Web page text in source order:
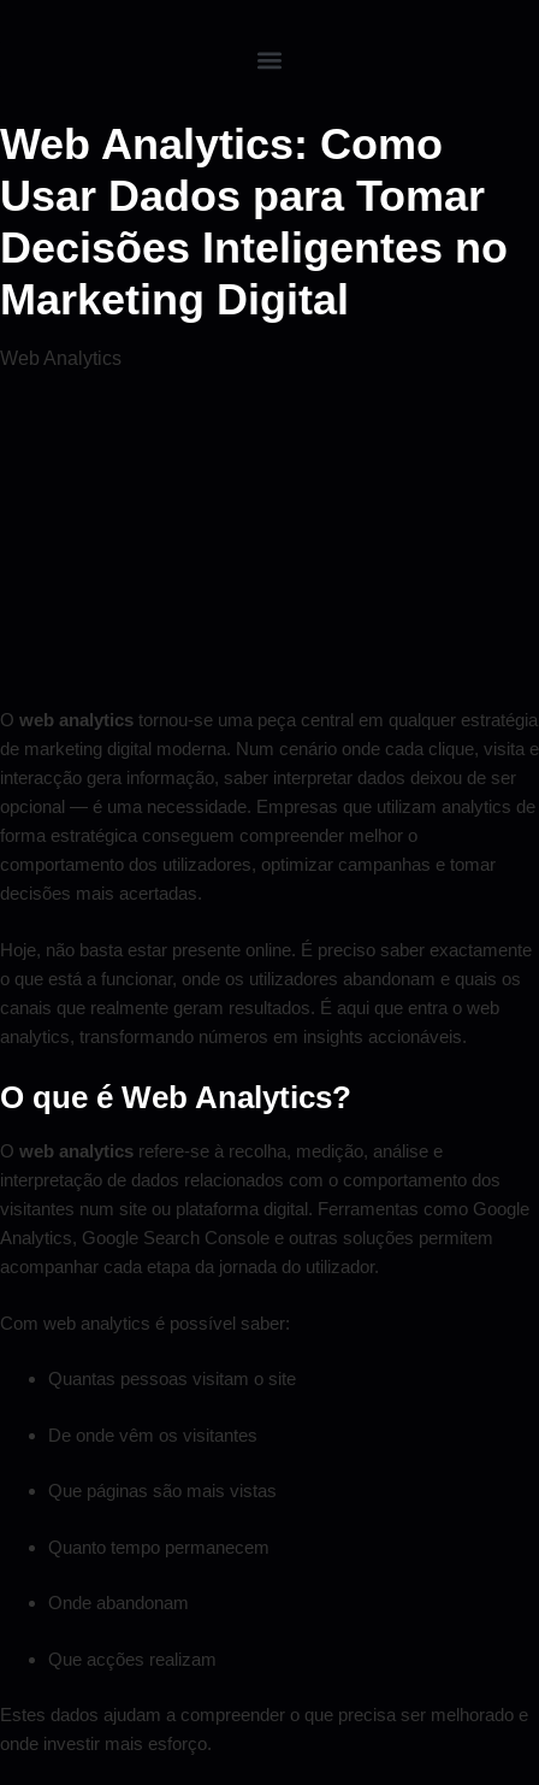
Web Analytics: Como
Usar Dados para Tomar
Decisões Inteligentes no
Marketing Digital
Web Analytics
O web analytics tornou-se uma peça central em qualquer estratégia
de marketing digital moderna. Num cenário onde cada clique, visita e
interacção gera informação, saber interpretar dados deixou de ser
opcional — é uma necessidade. Empresas que utilizam analytics de
forma estratégica conseguem compreender melhor o
comportamento dos utilizadores, optimizar campanhas e tomar
decisões mais acertadas.
Hoje, não basta estar presente online. É preciso saber exactamente
o que está a funcionar, onde os utilizadores abandonam e quais os
canais que realmente geram resultados. É aqui que entra o web
analytics, transformando números em insights accionáveis.
O que é Web Analytics?
O web analytics refere-se à recolha, medição, análise e
interpretação de dados relacionados com o comportamento dos
visitantes num site ou plataforma digital. Ferramentas como Google
Analytics, Google Search Console e outras soluções permitem
acompanhar cada etapa da jornada do utilizador.
Com web analytics é possível saber:
Quantas pessoas visitam o site
De onde vêm os visitantes
Que páginas são mais vistas
Quanto tempo permanecem
Onde abandonam
Que acções realizam
Estes dados ajudam a compreender o que precisa ser melhorado e
onde investir mais esforço.